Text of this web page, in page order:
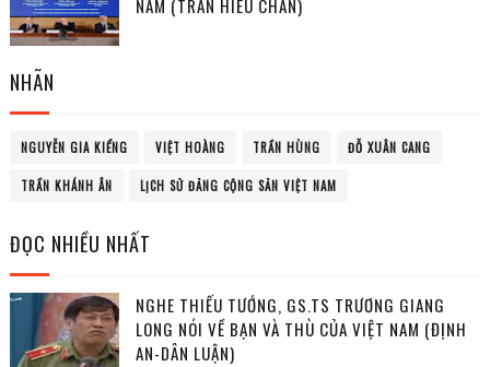
NAM (TRẦN HIẾU CHÂN)
NHÃN
NGUYỄN GIA KIỂNG VIỆT HOÀNG TRẦN HÙNG ĐỖ XUÂN CANG
TRẦN KHÁNH ÂN LỊCH SỬ ĐẢNG CỘNG SẢN VIỆT NAM
ĐỌC NHIỀU NHẤT
NGHE THIẾU TƯỚNG, GS.TS TRƯƠNG GIANG
LONG NÓI VỀ BẠN VÀ THÙ CỦA VIỆT NAM (ĐỊNH
AN-DÂN LUẬN)